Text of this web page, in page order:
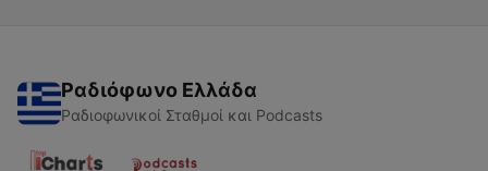
Ραδιόφωνο Ελλάδα
Ραδιοφωνικοί Σταθμοί και Podcasts